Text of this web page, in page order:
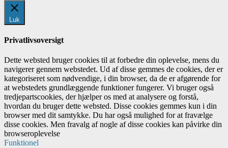
Luk
Privatlivsoversigt
Dette websted bruger cookies til at forbedre din oplevelse, mens du
navigerer gennem webstedet. Ud af disse gemmes de cookies, der er
kategoriseret som nødvendige, i din browser, da de er afgørende for
at webstedets grundlæggende funktioner fungerer. Vi bruger også
tredjepartscookies, der hjælper os med at analysere og forstå,
hvordan du bruger dette websted. Disse cookies gemmes kun i din
browser med dit samtykke. Du har også mulighed for at fravælge
disse cookies. Men fravalg af nogle af disse cookies kan påvirke din
browseroplevelse
Funktionel